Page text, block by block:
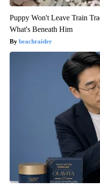
Puppy Won't Leave Train
What's Beneath Him
beachraider